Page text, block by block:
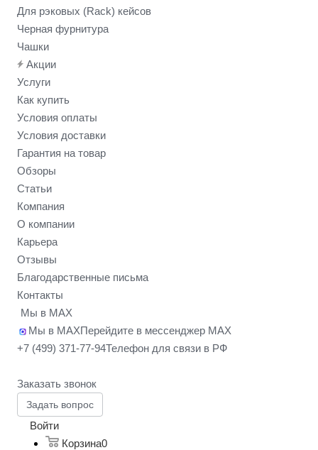
Для рэковых (Rack) кейсов
Черная фурнитура
Чашки
Акции
Услуги
Как купить
Условия оплаты
Условия доставки
Гарантия на товар
Обзоры
Статьи
Компания
О компании
Карьера
Отзывы
Благодарственные письма
Контакты
Мы в MAX
Мы в MAXПерейдите в мессенджер MAX
+7 (499) 371-77-94Телефон для связи в РФ
Заказать звонок
Задать вопрос
Войти
Корзина0